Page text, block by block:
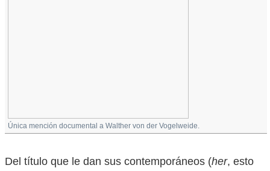
Única mención documental a Walther von der Vogelweide.
Del título que le dan sus contemporáneos (her, esto